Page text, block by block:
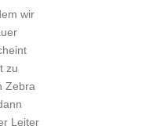
wir
zu
Zebra
Leiter